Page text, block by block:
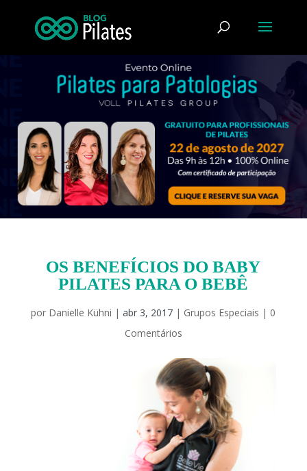
OS BENEFÍCIOS DO BABY
PILATES PARA O BEBÊ
por Danielle Kühni |abr 3, 2017 | Grupos Especiais | 0
Comentários